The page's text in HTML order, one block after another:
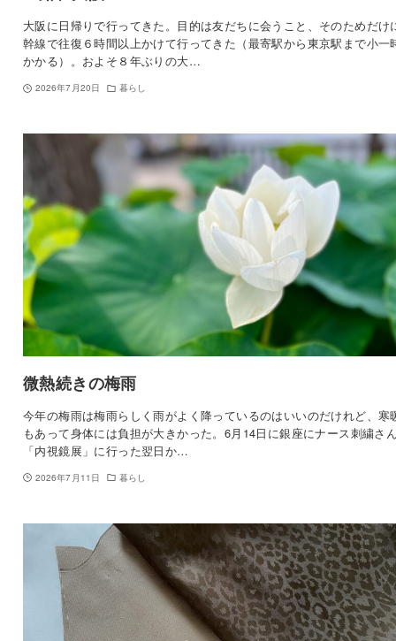
大阪に日帰りで行ってきた。目的は友だちに会うこと、そのためだけ
幹線で往復６時間以上かけて行ってきた（最寄駅から東京駅まで小一
かかる）。およそ８年ぶりの大…
2026年7月20日 暮らし
微熱続きの梅雨
今年の梅雨は梅雨らしく雨がよく降っているのはいいのだけれど、寒
もあって身体には負担が大きかった。6月14日に銀座にナース刺繍さ
「内視鏡展」に行った翌日か…
2026年7月11日 暮らし